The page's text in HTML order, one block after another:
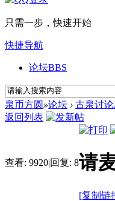
只需一步，快速开始
快捷导航
论坛BBS
泉币方圆 »论坛 › 古泉讨
返回列表
查看: 9920|回复: 8请
[复制链